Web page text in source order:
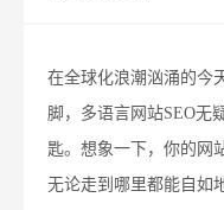
在全球化浪潮汹涌的今
脚，多语言网站SEO无
匙。想象一下，你的网
无论走到哪里都能自如